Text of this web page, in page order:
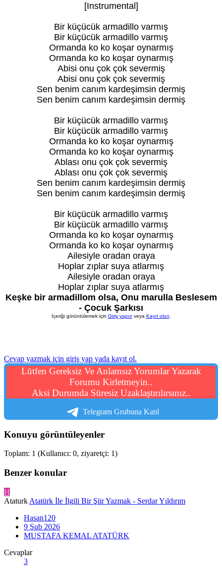
[Instrumental]
Bir küçücük armadillo varmış
Bir küçücük armadillo varmış
Ormanda ko ko koşar oynarmış
Ormanda ko ko koşar oynarmış
Abisi onu çok çok severmiş
Abisi onu çok çok severmiş
Sen benim canım kardeşimsin dermiş
Sen benim canım kardeşimsin dermiş
Bir küçücük armadillo varmış
Bir küçücük armadillo varmış
Ormanda ko ko koşar oynarmış
Ormanda ko ko koşar oynarmış
Ablası onu çok çok severmiş
Ablası onu çok çok severmiş
Sen benim canım kardeşimsin dermiş
Sen benim canım kardeşimsin dermiş
Bir küçücük armadillo varmış
Bir küçücük armadillo varmış
Ormanda ko ko koşar oynarmış
Ormanda ko ko koşar oynarmış
Ailesiyle oradan oraya
Hoplar zıplar suya atlarmış
Ailesiyle oradan oraya
Hoplar zıplar suya atlarmış
Keşke bir armadillom olsa, Onu marulla Beslesem
- Çocuk Şarkısı
İçeriği görüntülemek için Giriş yapın veya Kayıt olun
Cevap yazmak için giriş yap yada kayıt ol.
Lütfen Gereksiz Ve Anlamsız Yorumlar Yazarak
Forumu Kirletmeyin..
Aksi Durumda Süresiz Uzaklaştırılırsınız..
Telegram Grubuna Katıl
Konuyu görüntüleyenler
Toplam: 1 (Kullanıcı: 0, ziyaretçi: 1)
Benzer konular
H
Ataturk Atatürk İle İlgili Bir Şiir Yazmak - Serdar Yıldırım
Hasan120
9 Şub 2026
MUSTAFA KEMAL ATATÜRK
Cevaplar
3